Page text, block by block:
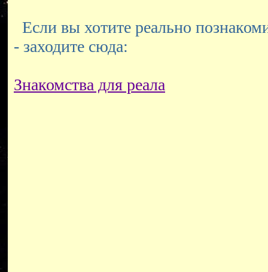
Если вы хотите реально
- заходите сюда:
Знакомства для реала